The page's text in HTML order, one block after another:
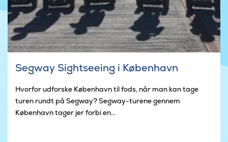
Segway Sightseeing i København
Hvorfor udforske København til fods, når man kan tage
turen rundt på Segway? Segway-turene gennem
København tager jer forbi en...